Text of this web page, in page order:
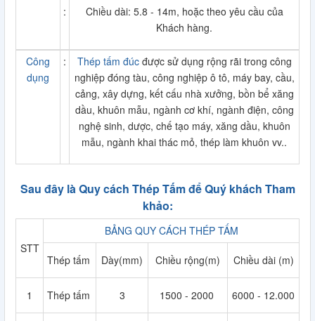
:
Chiều dài: 5.8 - 14m, hoặc theo yêu cầu của
Khách hàng.
Công
dụng
: Thép tấm đúcđược sử dụng rộng rãi trong công
nghiệp đóng tàu, công nghiệp ô tô, máy bay, cầu,
cảng, xây dựng, kết cấu nhà xưởng, bồn bể xăng
dầu, khuôn mẫu, ngành cơ khí, ngành điện, công
nghệ sinh, dược, chế tạo máy, xăng dầu, khuôn
mẫu, ngành khai thác mỏ, thép làm khuôn vv..
Sau đây là Quy cách Thép Tấm để Quý khách Tham
khảo:
STT
BẢNG QUY CÁCH THÉP TẤM
Thép tấm Dày(mm) Chiều rộng(m) Chiều dài (m)
1 Thép tấm 3 1500 - 2000 6000 - 12.000